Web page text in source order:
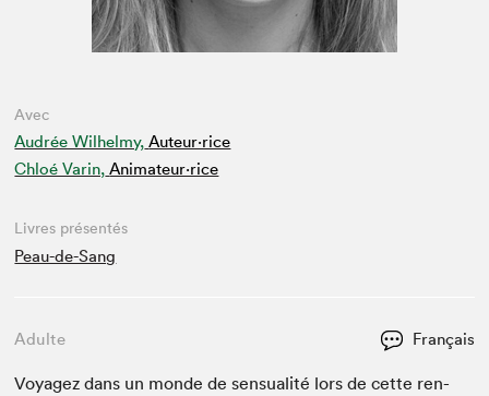
Avec
Audrée Wilhelmy, Auteur·rice
Chloé Varin, Animateur⋅rice
Livres présentés
Peau-de-Sang
Adulte Français
Voy­agez dans un monde de sen­su­al­ité lors de cette ren­